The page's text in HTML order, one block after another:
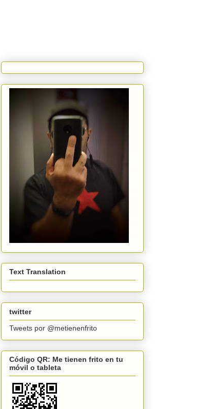
Text Translation
twitter
Tweets por @metienenfrito
Código QR: Me tienen frito en tu
móvil o tableta